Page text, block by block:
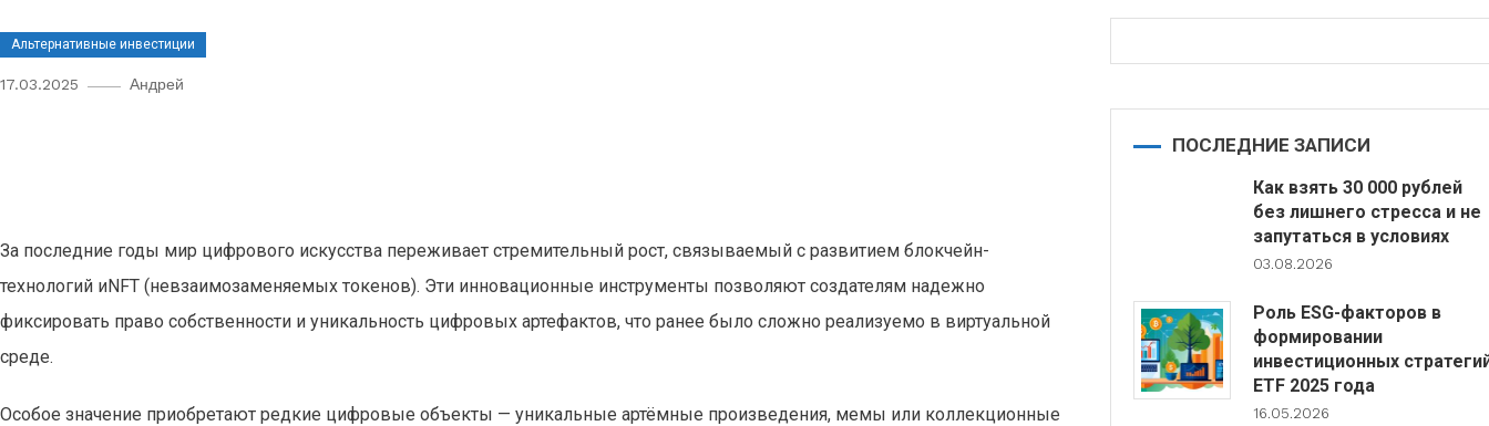
Альтернативные инвестиции
17.03.2025 Андрей
За последние годы мир цифрового искусства переживает стремительный рост, связываемый с развитием блокчейн-
технологий иNFT (невзаимозаменяемых токенов). Эти инновационные инструменты позволяют создателям надежно
фиксировать право собственности и уникальность цифровых артефактов, что ранее было сложно реализуемо в виртуальной
среде.
Особое значение приобретают редкие цифровые объекты — уникальные артёмные произведения, мемы или коллекционные
ПОСЛЕДНИЕ ЗАПИСИ
Как взять 30 000 рублей
без лишнего стресса и не
запутаться в условиях
03.08.2026
Роль ESG-факторов в
формировании
инвестиционных
ETF 2025 года
16.05.2026